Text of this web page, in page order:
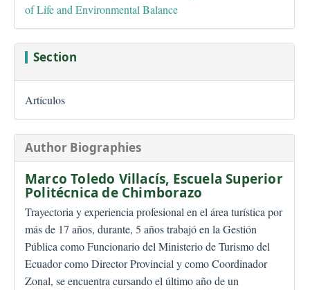
of Life and Environmental Balance
Section
Artículos
Author Biographies
Marco Toledo Villacís, Escuela Superior
Politécnica de Chimborazo
Trayectoria y experiencia profesional en el área turística por
más de 17 años, durante, 5 años trabajó en la Gestión
Pública como Funcionario del Ministerio de Turismo del
Ecuador como Director Provincial y como Coordinador
Zonal, se encuentra cursando el último año de un